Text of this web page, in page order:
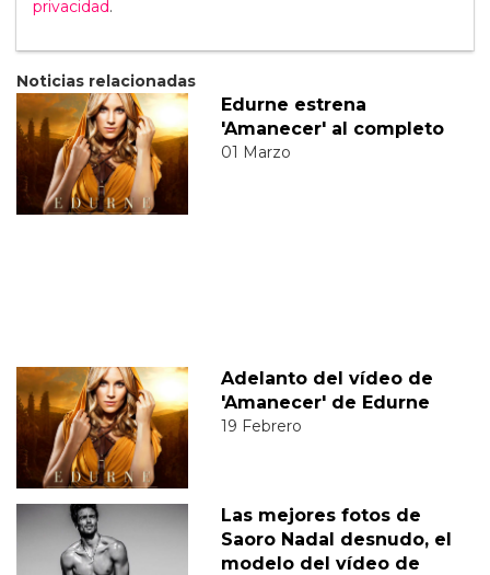
privacidad.
Noticias relacionadas
Edurne estrena
'Amanecer' al completo
01 Marzo
Adelanto del vídeo de
'Amanecer' de Edurne
19 Febrero
Las mejores fotos de
Saoro Nadal desnudo, el
modelo del vídeo de